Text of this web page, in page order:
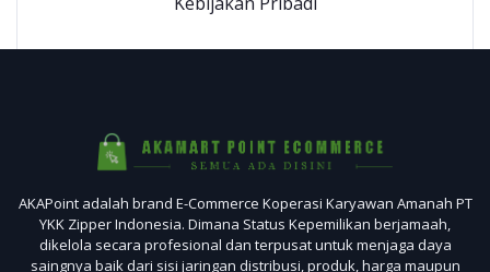
AKAPoint adalah brand E-Commerce Koperasi Karyawan Amanah PT
YKK Zipper Indonesia. Dimana Status Kepemilikan berjamaah,
dikelola secara profesional dan terpusat untuk menjaga daya
saingnya baik dari sisi jaringan distribusi, produk, harga maupun